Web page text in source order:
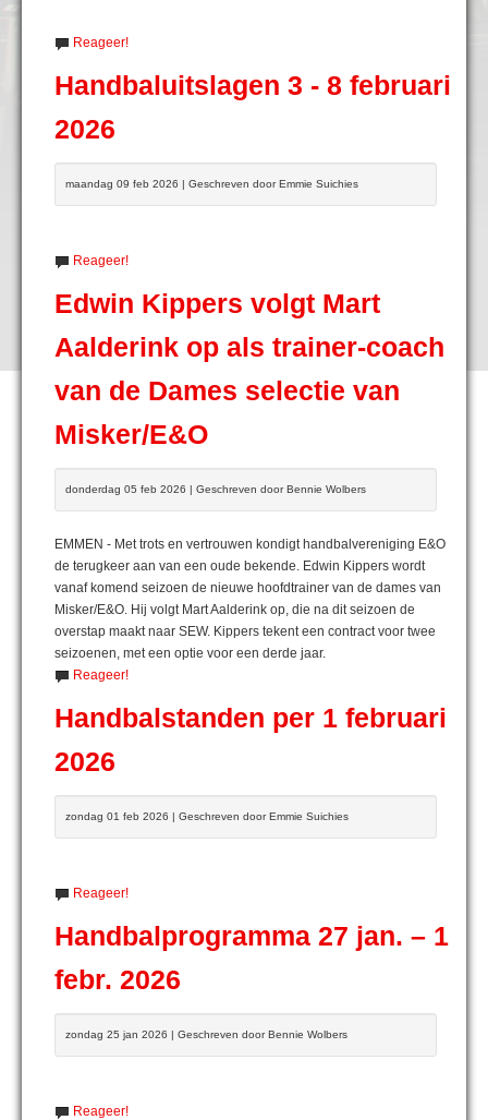
Reageer!
Handbaluitslagen 3 - 8 februari
2026
maandag 09 feb 2026 | Geschreven door Emmie Suichies
Reageer!
Edwin Kippers volgt Mart
Aalderink op als trainer-coach
van de Dames selectie van
Misker/E&O
donderdag 05 feb 2026 | Geschreven door Bennie Wolbers
EMMEN - Met trots en vertrouwen kondigt handbalvereniging E&O
de terugkeer aan van een oude bekende. Edwin Kippers wordt
vanaf komend seizoen de nieuwe hoofdtrainer van de dames van
Misker/E&O. Hij volgt Mart Aalderink op, die na dit seizoen de
overstap maakt naar SEW. Kippers tekent een contract voor twee
seizoenen, met een optie voor een derde jaar.
Reageer!
Handbalstanden per 1 februari
2026
zondag 01 feb 2026 | Geschreven door Emmie Suichies
Reageer!
Handbalprogramma 27 jan. – 1
febr. 2026
zondag 25 jan 2026 | Geschreven door Bennie Wolbers
Reageer!